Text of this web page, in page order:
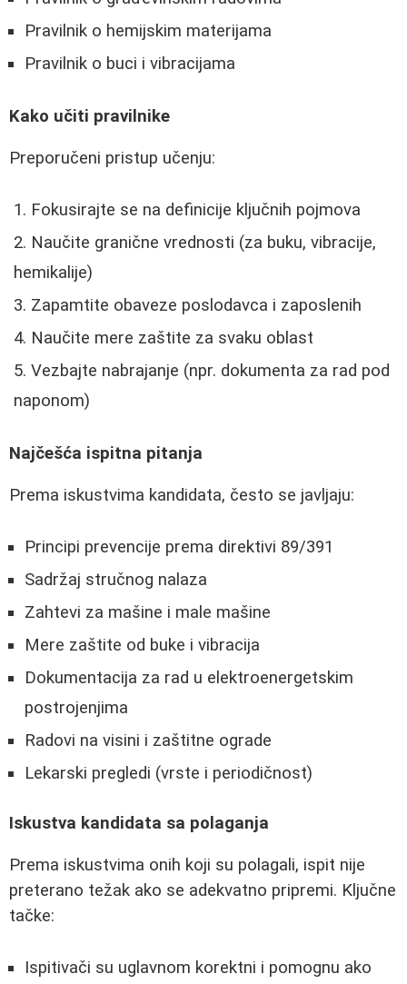
Pravilnik o hemijskim materijama
Pravilnik o buci i vibracijama
Kako učiti pravilnike
Preporučeni pristup učenju:
Fokusirajte se na definicije ključnih pojmova
Naučite granične vrednosti (za buku, vibracije,
hemikalije)
Zapamtite obaveze poslodavca i zaposlenih
Naučite mere zaštite za svaku oblast
Vezbajte nabrajanje (npr. dokumenta za rad pod
naponom)
Najčešća ispitna pitanja
Prema iskustvima kandidata, često se javljaju:
Principi prevencije prema direktivi 89/391
Sadržaj stručnog nalaza
Zahtevi za mašine i male mašine
Mere zaštite od buke i vibracija
Dokumentacija za rad u elektroenergetskim
postrojenjima
Radovi na visini i zaštitne ograde
Lekarski pregledi (vrste i periodičnost)
Iskustva kandidata sa polaganja
Prema iskustvima onih koji su polagali, ispit nije
preterano težak ako se adekvatno pripremi. Ključne
tačke:
Ispitivači su uglavnom korektni i pomognu ako